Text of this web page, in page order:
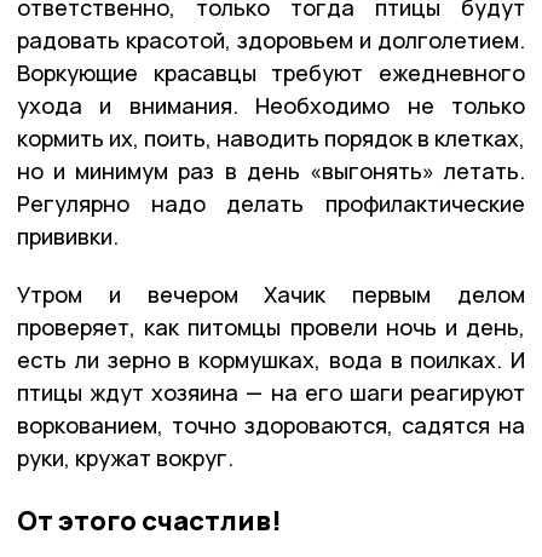
ответственно, только тогда птицы будут
радовать красотой, здоровьем и долголетием.
Воркующие красавцы требуют ежедневного
ухода и внимания. Необходимо не только
кормить их, поить, наводить порядок в клетках,
но и минимум раз в день «выгонять» летать.
Регулярно надо делать профилактические
прививки.
Утром и вечером Хачик первым делом
проверяет, как питомцы провели ночь и день,
есть ли зерно в кормушках, вода в поилках. И
птицы ждут хозяина — на его шаги реагируют
воркованием, точно здороваются, садятся на
руки, кружат вокруг.
От этого счастлив!